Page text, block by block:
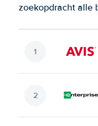
zoekopdracht alle